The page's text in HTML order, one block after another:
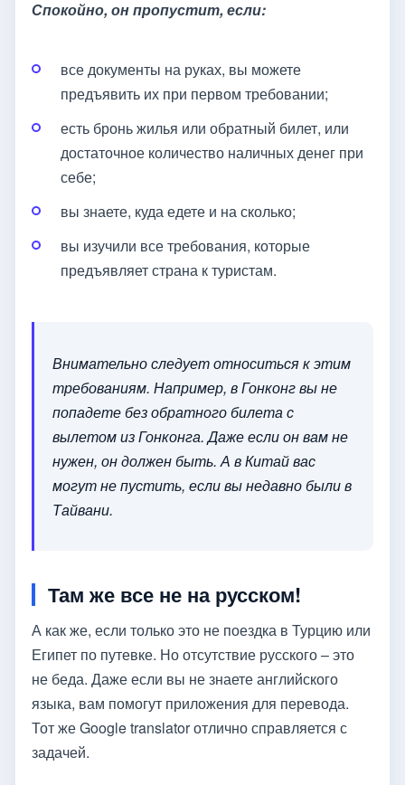
Спокойно, он пропустит, если:
все документы на руках, вы можете
предъявить их при первом требовании;
есть бронь жилья или обратный билет, или
достаточное количество наличных денег при
себе;
вы знаете, куда едете и на сколько;
вы изучили все требования, которые
предъявляет страна к туристам.
Внимательно следует относиться к этим
требованиям. Например, в Гонконг вы не
попадете без обратного билета с
вылетом из Гонконга. Даже если он вам не
нужен, он должен быть. А в Китай вас
могут не пустить, если вы недавно были в
Тайвани.
Там же все не на русском!
А как же, если только это не поездка в Турцию или
Египет по путевке. Но отсутствие русского – это
не беда. Даже если вы не знаете английского
языка, вам помогут приложения для перевода.
Тот же Google translator отлично справляется с
задачей.